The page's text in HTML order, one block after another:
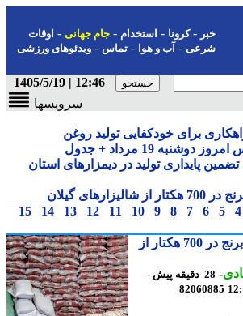
-کرونا-استخدام- جام جهانی-اوقات
شرعی-آب و هوا-تماس-ویدئوهای ورزشی
12:46 | 1405/5/19
سرویسها
برای خودکفایی تولید روغن
19 مرداد + جدول
پایداری تولید در دیمزارهای استان
گیلان
5
6
7
8
9
10
11
12
13
14
15
«کشت مستقیم» برنج در 700 هکتار از
-
28 دقیقه پیش -
82060885